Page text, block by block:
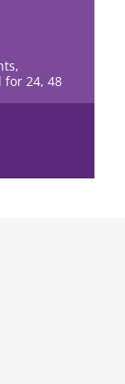
for 24, 48